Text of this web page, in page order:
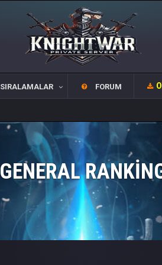
SIRALAMALAR FORUM
GENERAL